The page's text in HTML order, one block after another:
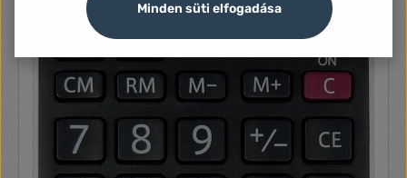
Minden süti elfogadása